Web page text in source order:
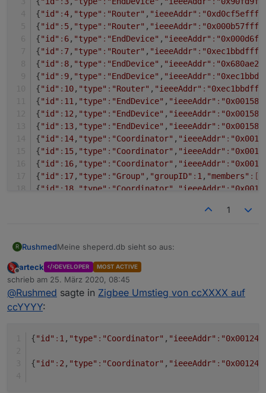
{"id" :4, "type" : "Router" , "ieeeAddr" :
{"id" : 5, "type" : "Router" , "ieeeAddr" :
{"id" : 6, "type" : "EndDevice" , "ieeeAddr" :
{"id" : 7, "type" : "Router" , "ieeeAddr" :
{"id" : 8, "type" : "EndDevice" , "ieeeAddr" :
{"id" : 9, "type" : "EndDevice" , "ieeeAddr" :
{"id" : 10, "type" : "Router" , "ieeeAddr" :
{"id" : 11 , "type" : "EndDevice" , "ieeeAddr" :
{"id" : 12 , "type" : "EndDevice" , "ieeeAddr" :
{"id" : 13, "type" : "EndDevice" , "ieeeAddr" :
{"id" : 14, "type" : "Coordinator" , "ieeeAddr" :
{"id" : 15, "type" : "Coordinator" , "ieeeAddr" :
{"id" : 16, "type" : "Coordinator" , "ieeeAddr" :
{"id" : 17, "type" : "Group" , "groupID" : 1 , "members" :[]
{"id" : 18 "type" : "Coordinator" "ieeeAddr" :
1
R RushmedMeine sheperd.db sieht so aus:
Offline
arteck DEVELOPER MOST ACTIVE
schrieb am 25. März 2020, 08:45
zuletzt editiert von
@Rushmed sagte in Zigbee Umstieg von ccXXXX auf
ccYYYY:
{"id" : 1 , "type" : "Coordinator" , "ieeeAddr" :
{"id" : 2 , "type" : "Coordinator" , "ieeeAddr" :